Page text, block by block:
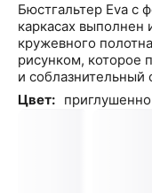
Бюстгальтер Eva c
каркасах выполнен
кружевного
рисунком, которое
и соблазнительный
Цвет: